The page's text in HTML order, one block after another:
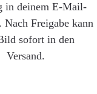
in deinem E-Mail-
Nach Freigabe kann
sofort in den
Versand.